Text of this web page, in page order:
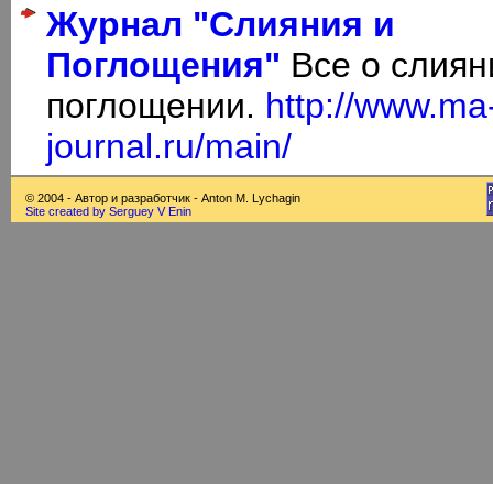
Журнал "Слияния и
Поглощения" Все о
поглощении. http://
journal.ru/main/
© 2004 - Автор и разработчик - Anton M. Lychagin
Site created by Serguey V Enin